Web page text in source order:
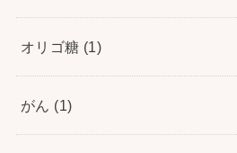
オリゴ糖 (1)
がん (1)